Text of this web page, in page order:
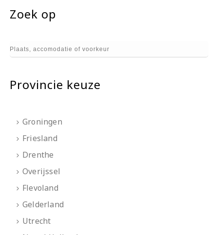
Zoek op
Provincie keuze
Groningen
Friesland
Drenthe
Overijssel
Flevoland
Gelderland
Utrecht